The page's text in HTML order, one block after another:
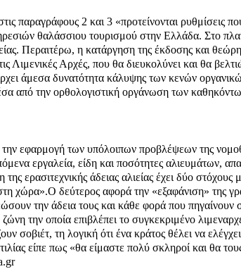
παραγράφους 2 και 3 «προτείνονται ρυθμίσεις
θαλάσσιου τουρισμού στην Ελλάδα. Στο
Περαιτέρω, η κατάργηση της έκδοσης και
Αρχές, που θα διευκολύνει και θα
άμεσα δυνατότητα κάλυψης των κενών
από την ορθολογιστική οργάνωση των
εφαρμογή των υπόλοιπων προβλέψεων της
εργαλεία, είδη και ποσότητες αλιευμάτων,
άδειας αλιείας έχει δύο στόχους
χώρα».Ο δεύτερος αφορά την «εξαφάνιση» της
την άδεια τους και κάθε φορά που πηγαίνουν
την οποία επιβλέπει το συγκεκριμένο
τη λογική ότι ένα κράτος θέλει να
είπε πως «θα είμαστε πολύ σκληροί και θα